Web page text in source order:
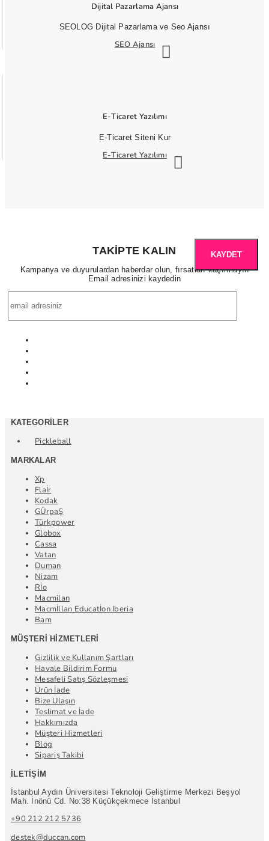
Dijital Pazarlama Ajansı
SEOLOG Dijital Pazarlama ve Seo Ajansı
SEO Ajansı
E-Ticaret Yazılımı
E-Ticaret Siteni Kur
E-Ticaret Yazılımı
TAKIPTE KALIN
Kampanya ve duyurulardan haberdar olun, fırsatları kaçırmayın
Email adresinizi kaydedin
KAYDET
KATEGORILER
Pickleball
MARKALAR
Xp
Flaİr
Kodak
GÜrpaŞ
Türkpower
Globox
Cassa
Vatan
Duman
Nizam
Rİo
Macmilan
Macmİllan Educatİon Iberia
Bam
MÜŞTERI HIZMETLERI
Gizlilik ve Kullanım Şartları
Havale Bildirim Formu
Mesafeli Satış Sözleşmesi
Ürün İade
Bize Ulaşın
Teslimat ve İade
Hakkımızda
Müşteri Hizmetleri
Blog
Sipariş Takibi
İLETIŞIM
İstanbul Aydın Üniversitesi Teknoloji Geliştirme Merkezi Beşyol
Mah. İnönü Cd. No:38 Küçükçekmece İstanbul
+90 212 212 5736
destek@duccan.com